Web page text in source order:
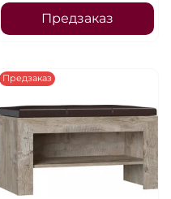
Предзаказ
Предзаказ